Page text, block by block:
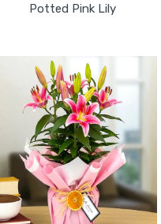
Potted Pink Lily